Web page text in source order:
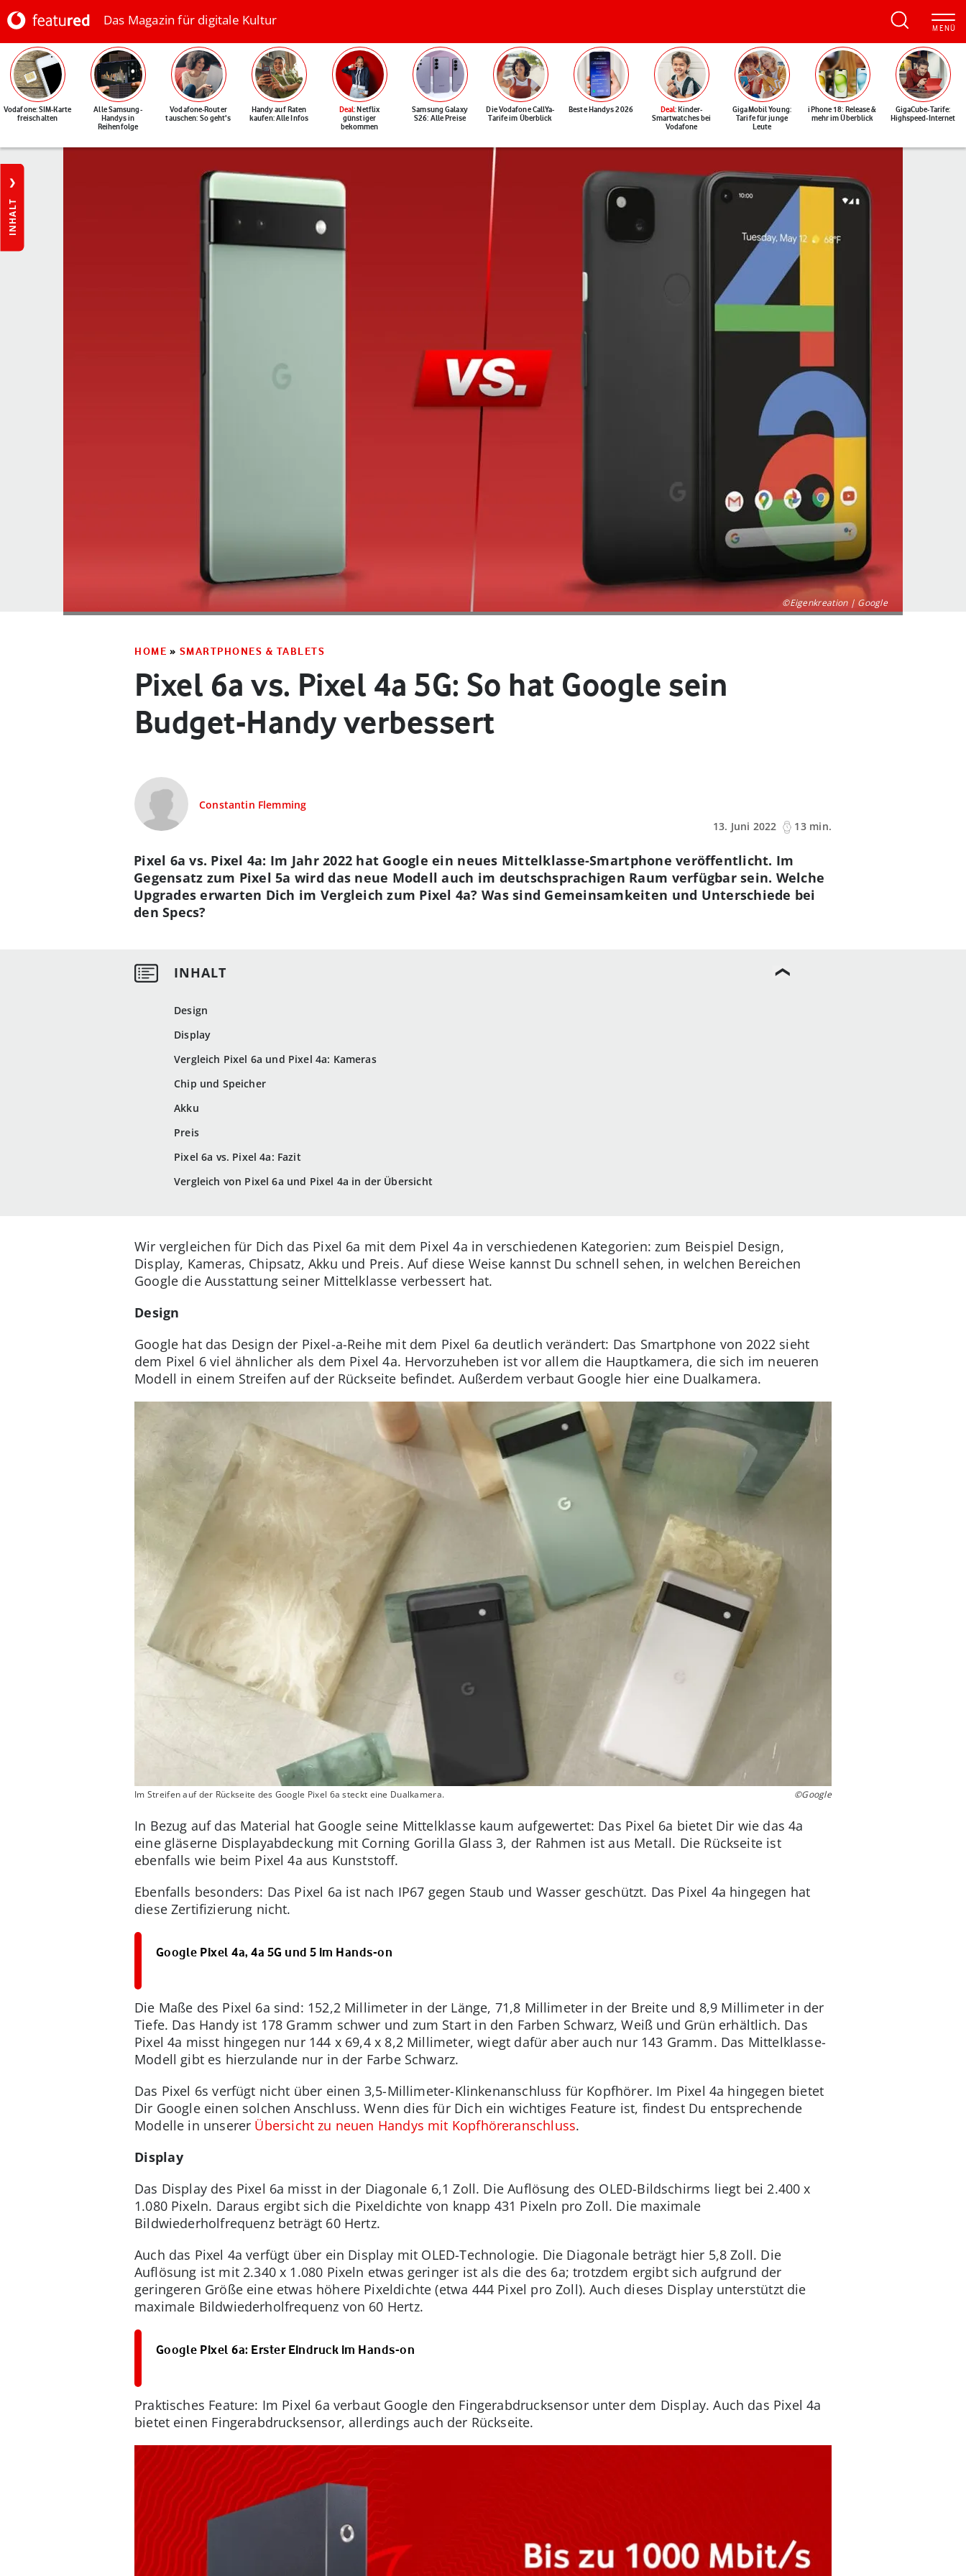
Das Magazin für digitale Kultur
Vodafone: SIM-Karte
freischalten
Alle Samsung-
Handys in
Reihenfolge
Vodafone-Router
tauschen: So geht's
Handy auf Raten
kaufen: Alle Infos
Deal: Netflix
günstiger
bekommen
Samsung Galaxy
S26: Alle Preise
Die Vodafone CallYa-
Tarife im Überblick
Beste Handys 2026 Deal: Kinder-
Smartwatches bei
Vodafone
GigaMobil Young:
Tarife für junge
Leute
iPhone 18: Release &
mehr im Überblick
GigaCube-Tarife:
Highspeed-Internet
INHALT
©Eigenkreation | Google
HOME » SMARTPHONES & TABLETS
Pixel 6a vs. Pixel 4a 5G: So hat Google sein
Budget-Handy verbessert
Constantin Flemming
13. Juni 2022
13 min.
Design
Display
Vergleich Pixel 6a und Pixel 4a: Kameras
Chip und Speicher
Akku
Preis
Pixel 6a vs. Pixel 4a: Fazit
Vergleich von Pixel 6a und Pixel 4a in der Übersicht
Pixel 6a vs. Pixel 4a: Im Jahr 2022 hat Google ein neues Mittelklasse-Smartphone veröffentlicht. Im
Gegensatz zum Pixel 5a wird das neue Modell auch im deutschsprachigen Raum verfügbar sein. Welche
Upgrades erwarten Dich im Vergleich zum Pixel 4a? Was sind Gemeinsamkeiten und Unterschiede bei
den Specs?
Wir vergleichen für Dich das Pixel 6a mit dem Pixel 4a in verschiedenen Kategorien: zum Beispiel Design,
Display, Kameras, Chipsatz, Akku und Preis. Auf diese Weise kannst Du schnell sehen, in welchen Bereichen
Google die Ausstattung seiner Mittelklasse verbessert hat.
Design
Google hat das Design der Pixel-a-Reihe mit dem Pixel 6a deutlich verändert: Das Smartphone von 2022 sieht
dem Pixel 6 viel ähnlicher als dem Pixel 4a. Hervorzuheben ist vor allem die Hauptkamera, die sich im neueren
Modell in einem Streifen auf der Rückseite befindet. Außerdem verbaut Google hier eine Dualkamera.
Im Streifen auf der Rückseite des Google Pixel 6a steckt eine Dualkamera. ©Google
In Bezug auf das Material hat Google seine Mittelklasse kaum aufgewertet: Das Pixel 6a bietet Dir wie das 4a
eine gläserne Displayabdeckung mit Corning Gorilla Glass 3, der Rahmen ist aus Metall. Die Rückseite ist
ebenfalls wie beim Pixel 4a aus Kunststoff.
Ebenfalls besonders: Das Pixel 6a ist nach IP67 gegen Staub und Wasser geschützt. Das Pixel 4a hingegen hat
diese Zertifizierung nicht.
Google Pixel 4a, 4a 5G und 5 im Hands-on
Die Maße des Pixel 6a sind: 152,2 Millimeter in der Länge, 71,8 Millimeter in der Breite und 8,9 Millimeter in der
Tiefe. Das Handy ist 178 Gramm schwer und zum Start in den Farben Schwarz, Weiß und Grün erhältlich. Das
Pixel 4a misst hingegen nur 144 x 69,4 x 8,2 Millimeter, wiegt dafür aber auch nur 143 Gramm. Das Mittelklasse-
Modell gibt es hierzulande nur in der Farbe Schwarz.
Das Pixel 6s verfügt nicht über einen 3,5-Millimeter-Klinkenanschluss für Kopfhörer. Im Pixel 4a hingegen bietet
Dir Google einen solchen Anschluss. Wenn dies für Dich ein wichtiges Feature ist, findest Du entsprechende
Modelle in unserer Übersicht zu neuen Handys mit Kopfhöreranschluss.
Display
Das Display des Pixel 6a misst in der Diagonale 6,1 Zoll. Die Auflösung des OLED-Bildschirms liegt bei 2.400 x
1.080 Pixeln. Daraus ergibt sich die Pixeldichte von knapp 431 Pixeln pro Zoll. Die maximale
Bildwiederholfrequenz beträgt 60 Hertz.
Auch das Pixel 4a verfügt über ein Display mit OLED-Technologie. Die Diagonale beträgt hier 5,8 Zoll. Die
Auflösung ist mit 2.340 x 1.080 Pixeln etwas geringer ist als die des 6a; trotzdem ergibt sich aufgrund der
geringeren Größe eine etwas höhere Pixeldichte (etwa 444 Pixel pro Zoll). Auch dieses Display unterstützt die
maximale Bildwiederholfrequenz von 60 Hertz.
Google Pixel 6a: Erster Eindruck im Hands-on
Praktisches Feature: Im Pixel 6a verbaut Google den Fingerabdrucksensor unter dem Display. Auch das Pixel 4a
bietet einen Fingerabdrucksensor, allerdings auch der Rückseite.